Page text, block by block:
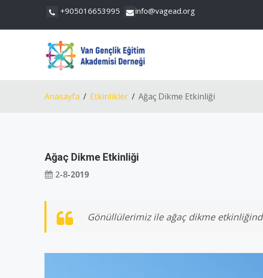
+905016653995 info@vagead.org
Anasayfa Etkinlikler Ağaç Dikme Etkinliği
Ağaç Dikme Etkinliği
2-8-2019
Gönüllülerimiz ile ağaç dikme